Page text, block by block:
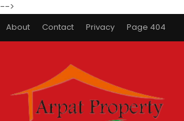
-->
About Contact Privacy Page 404